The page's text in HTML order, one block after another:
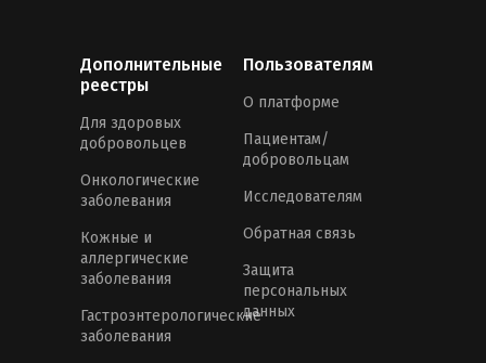
Дополнительные
реестры
Для здоровых
добровольцев
Онкологические
заболевания
Кожные и
аллергические
заболевания
Гастроэнтерологические
заболевания
Пользователям
О платформе
Пациентам/
добровольцам
Исследователям
Обратная связь
Защита
персональных
данных